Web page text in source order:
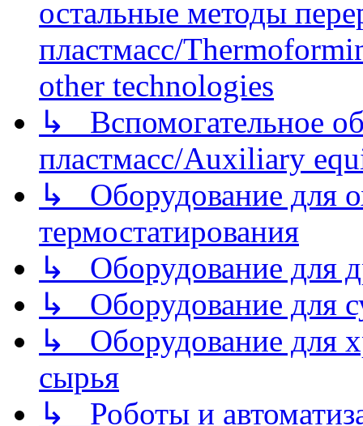
остальные методы
пластмасс/
other technologies
↳ Вспомогательное
пластмасс/Auxiliary
↳ Оборудование для
термостатирования
↳ Оборудование для
↳ Оборудование для
↳ Оборудование для
сырья
↳ Роботы и